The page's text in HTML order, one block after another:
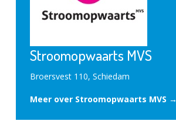
Stroomopwaarts MVS
Broersvest 110, Schiedam
Meer over Stroomopwaarts MVS →